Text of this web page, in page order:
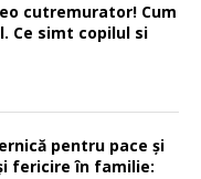
cutremurator! Cum
Ce simt copilul si
pentru pace şi
fericire în familie: